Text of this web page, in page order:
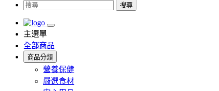
搜尋
主選單
全部商品
商品分類
營養保健
嚴選食材